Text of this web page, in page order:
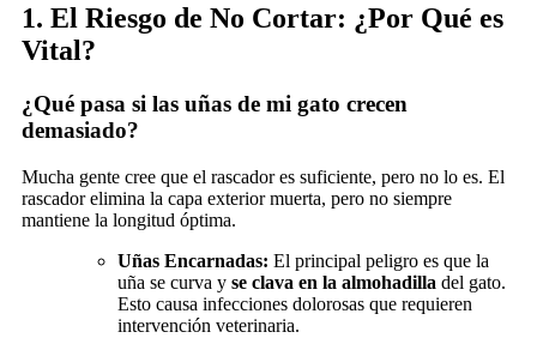
1. El Riesgo de No Cortar: ¿Por Qué es
Vital?
¿Qué pasa si las uñas de mi gato crecen
demasiado?
Mucha gente cree que el rascador es suficiente, pero no lo es. El
rascador elimina la capa exterior muerta, pero no siempre
mantiene la longitud óptima.
Uñas Encarnadas: El principal peligro es que la
uña se curva y se clava en la almohadilla del gato.
Esto causa infecciones dolorosas que requieren
intervención veterinaria.